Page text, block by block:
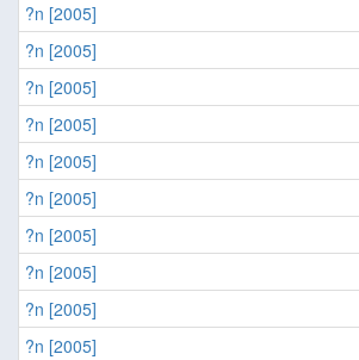
?n [2005]
?n [2005]
?n [2005]
?n [2005]
?n [2005]
?n [2005]
?n [2005]
?n [2005]
?n [2005]
?n [2005]